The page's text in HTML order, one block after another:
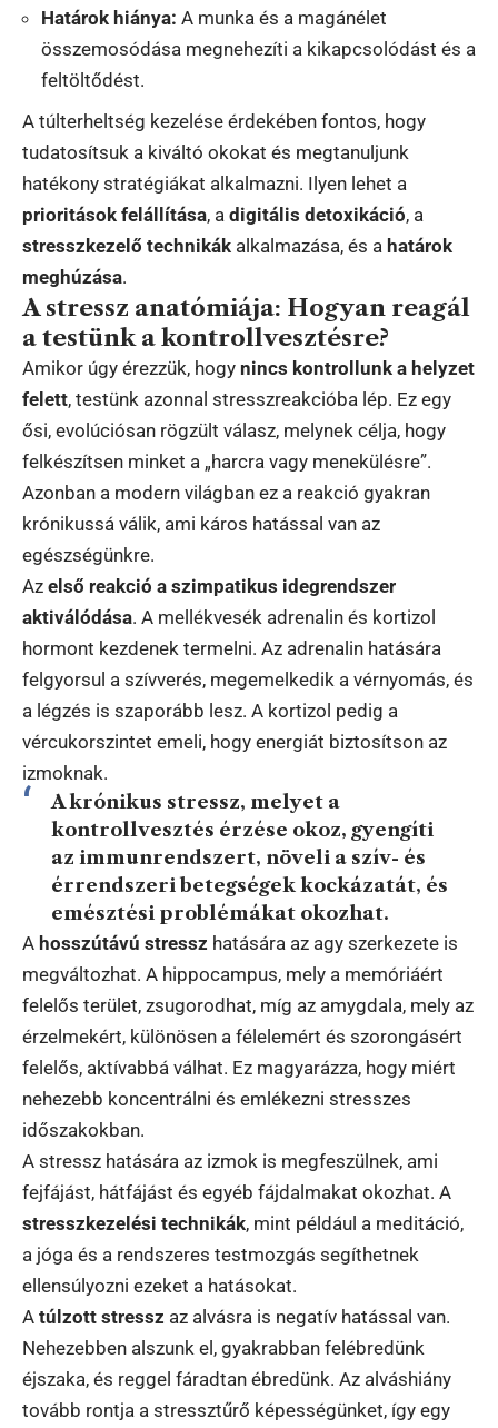
Határok hiánya: A munka és a magánélet
összemosódása megnehezíti a kikapcsolódást és a
feltöltődést.
A túlterheltség kezelése érdekében fontos, hogy
tudatosítsuk a kiváltó okokat és megtanuljunk
hatékony stratégiákat alkalmazni. Ilyen lehet a
prioritások felállítása, a digitális detoxikáció, a
stresszkezelő technikák alkalmazása, és a határok
meghúzása.
A stressz anatómiája: Hogyan reagál
a testünk a kontrollvesztésre?
Amikor úgy érezzük, hogy nincs kontrollunk a helyzet
felett, testünk azonnal stresszreakcióba lép. Ez egy
ősi, evolúciósan rögzült válasz, melynek célja, hogy
felkészítsen minket a „harcra vagy menekülésre”.
Azonban a modern világban ez a reakció gyakran
krónikussá válik, ami káros hatással van az
egészségünkre.
Az első reakció a szimpatikus idegrendszer
aktiválódása. A mellékvesék adrenalin és kortizol
hormont kezdenek termelni. Az adrenalin hatására
felgyorsul a szívverés, megemelkedik a vérnyomás, és
a légzés is szaporább lesz. A kortizol pedig a
vércukorszintet emeli, hogy energiát biztosítson az
izmoknak.
A krónikus stressz, melyet a
kontrollvesztés érzése okoz, gyengíti
az immunrendszert, növeli a szív- és
érrendszeri betegségek kockázatát, és
emésztési problémákat okozhat.
A hosszútávú stressz hatására az agy szerkezete is
megváltozhat. A hippocampus, mely a memóriáért
felelős terület, zsugorodhat, míg az amygdala, mely az
érzelmekért, különösen a félelemért és szorongásért
felelős, aktívabbá válhat. Ez magyarázza, hogy miért
nehezebb koncentrálni és emlékezni stresszes
időszakokban.
A stressz hatására az izmok is megfeszülnek, ami
fejfájást, hátfájást és egyéb fájdalmakat okozhat. A
stresszkezelési technikák, mint például a meditáció,
a jóga és a rendszeres testmozgás segíthetnek
ellensúlyozni ezeket a hatásokat.
A túlzott stressz az alvásra is negatív hatással van.
Nehezebben alszunk el, gyakrabban felébredünk
éjszaka, és reggel fáradtan ébredünk. Az alváshiány
tovább rontja a stressztűrő képességünket, így egy